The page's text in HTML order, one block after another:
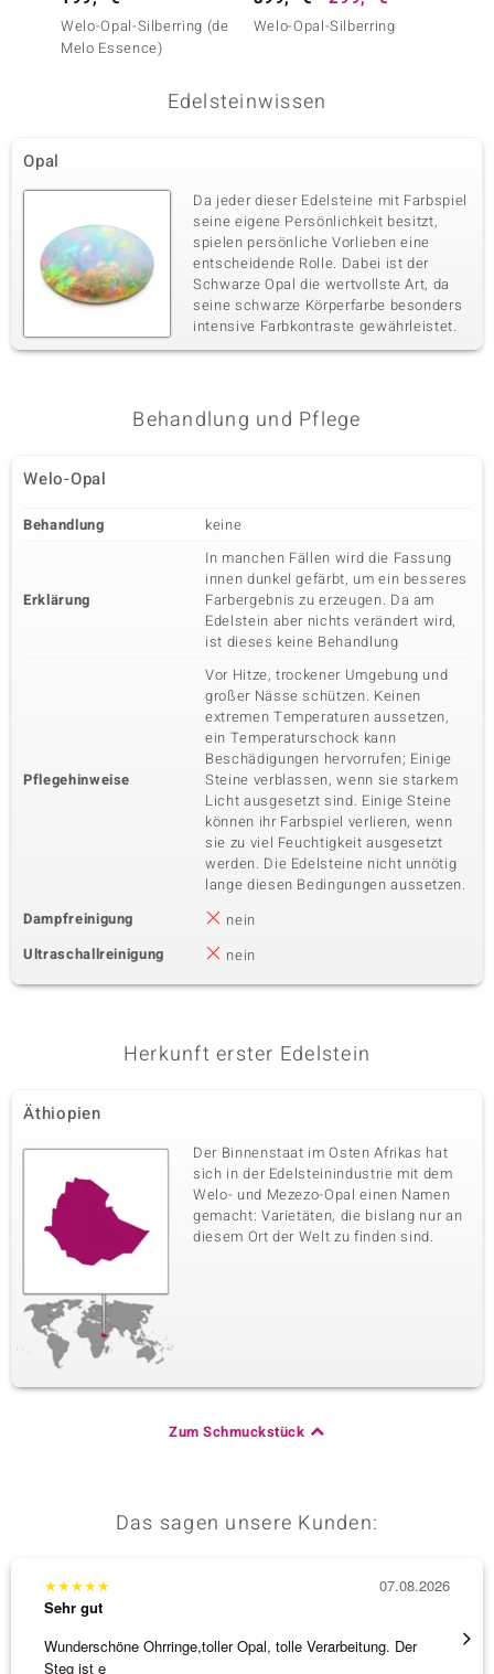
Welo-Opal-Silberring (de
Melo Essence)
Welo-Opal-Silberring
Edelsteinwissen
Opal
Da jeder dieser Edelsteine mit Farbspiel
seine eigene Persönlichkeit besitzt,
spielen persönliche Vorlieben eine
entscheidende Rolle. Dabei ist der
Schwarze Opal die wertvollste Art, da
seine schwarze Körperfarbe besonders
intensive Farbkontraste gewährleistet.
Behandlung und Pflege
Welo-Opal
Behandlung keine
Erklärung
In manchen Fällen wird die Fassung
innen dunkel gefärbt, um ein besseres
Farbergebnis zu erzeugen. Da am
Edelstein aber nichts verändert wird,
ist dieses keine Behandlung
Pflegehinweise
Vor Hitze, trockener Umgebung und
großer Nässe schützen. Keinen
extremen Temperaturen aussetzen,
ein Temperaturschock kann
Beschädigungen hervorrufen; Einige
Steine verblassen, wenn sie starkem
Licht ausgesetzt sind. Einige Steine
können ihr Farbspiel verlieren, wenn
sie zu viel Feuchtigkeit ausgesetzt
werden. Die Edelsteine nicht unnötig
lange diesen Bedingungen aussetzen.
Dampfreinigung
nein
Ultraschallreinigung
nein
Herkunft erster Edelstein
Äthiopien
Der Binnenstaat im Osten Afrikas hat
sich in der Edelsteinindustrie mit dem
Welo- und Mezezo-Opal einen Namen
gemacht: Varietäten, die bislang nur an
diesem Ort der Welt zu finden sind.
Zum Schmuckstück
Das sagen unsere Kunden:
★★★★★
Sehr gut
Wunderschöne Ohrringe,toller Opal, tolle Verarbeitung. Der
Steg ist e
07.08.2026